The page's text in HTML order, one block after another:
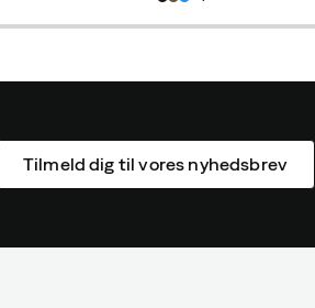
price
price
Tilmeld dig til vores nyhedsbrev